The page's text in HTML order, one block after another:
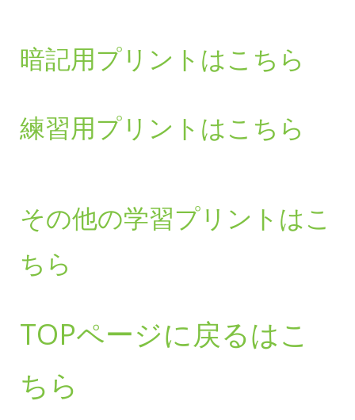
暗記用プリントはこちら
練習用プリントはこちら
その他の学習プリントはこ
ちら
TOPページに戻るはこ
ちら